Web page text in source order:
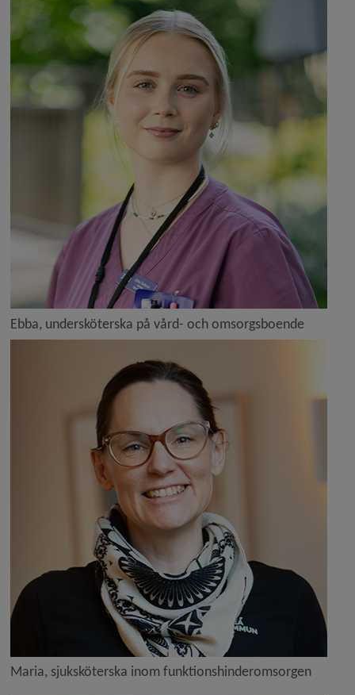
Ebba, undersköterska på vård- och omsorgsboende
Maria, sjuksköterska inom funktionshinderomsorgen